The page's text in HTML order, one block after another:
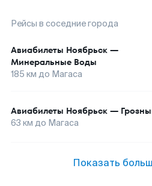
Рейсы в соседние города
Авиабилеты Ноябрьск —
Минеральные Воды
185 км до Магаса
Авиабилеты Ноябрьск —
63 км до Магаса
Показать